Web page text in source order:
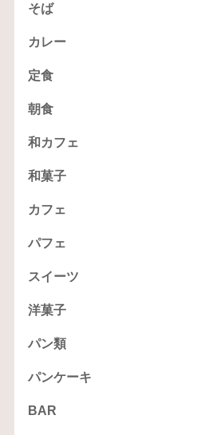
そば
カレー
定食
朝食
和カフェ
和菓子
カフェ
パフェ
スイーツ
洋菓子
パン類
パンケーキ
BAR